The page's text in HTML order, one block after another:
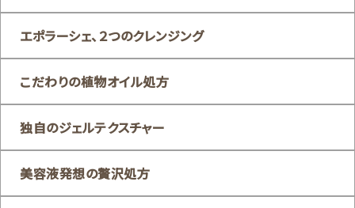
エポラーシェ、２つのクレンジング
こだわりの植物オイル処方
独自のジェルテクスチャー
美容液発想の贅沢処方